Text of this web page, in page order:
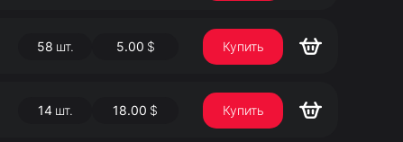
58 шт. 5.00 $ Купить
14 шт. 18.00 $ Купить